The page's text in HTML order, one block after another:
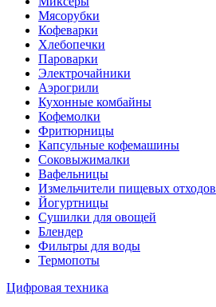
Мясорубки
Кофеварки
Хлебопечки
Пароварки
Электрочайники
Аэрогрили
Кухонные комбайны
Кофемолки
Фритюрницы
Капсульные кофемашины
Соковыжималки
Вафельницы
Измельчители пищевых отходов
Йогуртницы
Сушилки для овощей
Блендер
Фильтры для воды
Термопоты
Цифровая техника